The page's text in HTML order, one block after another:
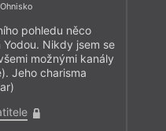
pohledu něco
Yodou. Nikdy jsem se
možnými kanály
Jeho charisma